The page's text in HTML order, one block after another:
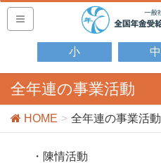
小 中
全年連の事業活動
HOME 全年連の事業活動
・陳情活動